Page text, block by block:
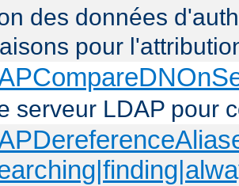
des données
pour
serveur LDAP pour